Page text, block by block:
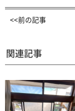
<<前の記事
関連記事